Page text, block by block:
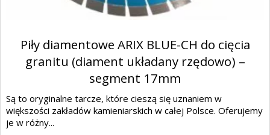
Piły diamentowe ARIX BLUE-CH do cięcia
granitu (diament układany rzędowo) –
segment 17mm
Są to oryginalne tarcze, które cieszą się uznaniem w
większości zakładów kamieniarskich w całej Polsce. Oferujemy
je w różny...